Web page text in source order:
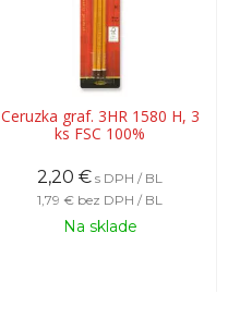
Ceruzka graf. 3HR 1580 H, 3
ks FSC 100%
2,20 € s DPH / BL
1,79 € bez DPH / BL
Na sklade